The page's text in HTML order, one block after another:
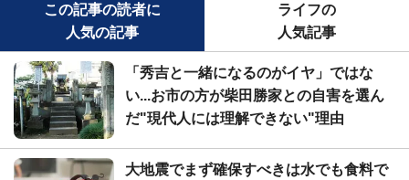
この記事の読者に
人気の記事
ライフの
人気記事
「秀吉と一緒になるのがイヤ」ではな
い...お市の方が柴田勝家との自害を選ん
だ"現代人には理解できない"理由
大地震でまず確保すべきは水でも食料で